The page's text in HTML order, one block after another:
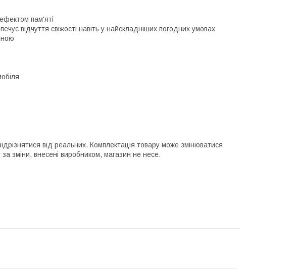
пам'яті
відчуття свіжості навіть у найскладніших погодних умовах
від реальних. Комплектація товару може змінюватися
зміни, внесені виробником, магазин не несе.